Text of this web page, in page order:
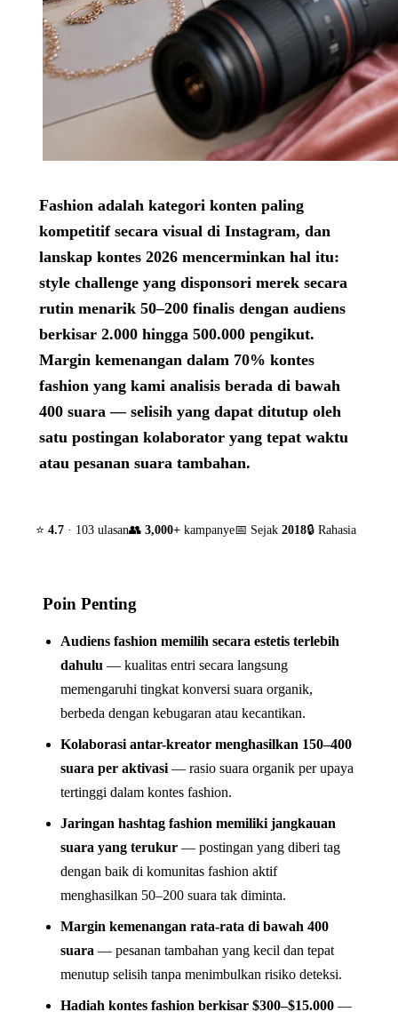
Fashion adalah kategori konten paling
kompetitif secara visual di Instagram, dan
lanskap kontes 2026 mencerminkan hal itu:
style challenge yang disponsori merek secara
rutin menarik 50–200 finalis dengan audiens
berkisar 2.000 hingga 500.000 pengikut.
Margin kemenangan dalam 70% kontes
fashion yang kami analisis berada di bawah
400 suara — selisih yang dapat ditutup oleh
satu postingan kolaborator yang tepat waktu
atau pesanan suara tambahan.
⭐ 4.7 · 103 ulasan👥 3,000+ kampanye📅 Sejak 2018🔒 Rahasia
Poin Penting
Audiens fashion memilih secara estetis terlebih
dahulu — kualitas entri secara langsung
memengaruhi tingkat konversi suara organik,
berbeda dengan kebugaran atau kecantikan.
Kolaborasi antar-kreator menghasilkan 150–400
suara per aktivasi — rasio suara organik per upaya
tertinggi dalam kontes fashion.
Jaringan hashtag fashion memiliki jangkauan
suara yang terukur — postingan yang diberi tag
dengan baik di komunitas fashion aktif
menghasilkan 50–200 suara tak diminta.
Margin kemenangan rata-rata di bawah 400
suara — pesanan tambahan yang kecil dan tepat
menutup selisih tanpa menimbulkan risiko deteksi.
Hadiah kontes fashion berkisar $300–$15.000 —